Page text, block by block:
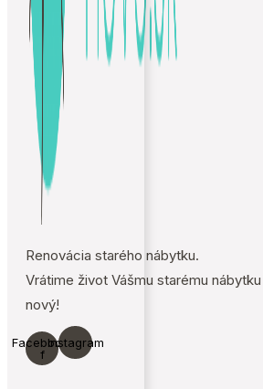
Renovácia starého nábytku.
Vrátime život Vášmu starému
nový!
Facebook-
f
Instagram